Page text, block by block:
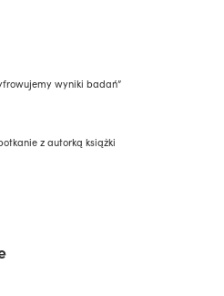
wyniki badań”
z autorką książki